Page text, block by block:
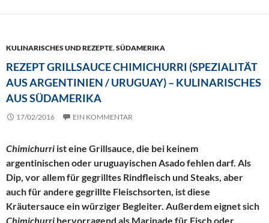
KULINARISCHES UND REZEPTE,SÜDAMERIKA
REZEPT GRILLSAUCE CHIMICHURRI (SPEZIALITÄT
AUS ARGENTINIEN / URUGUAY) – KULINARISCHES
AUS SÜDAMERIKA
17/02/2016 EIN KOMMENTAR
Chimichurri ist eine Grillsauce, die bei keinem
argentinischen oder uruguayischen Asado fehlen darf. Als
Dip, vor allem für gegrilltes Rindfleisch und Steaks, aber
auch für andere gegrillte Fleischsorten, ist diese
Kräutersauce ein würziger Begleiter. Außerdem eignet sich
Chimichurri hervorragend als Marinade für Fisch oder